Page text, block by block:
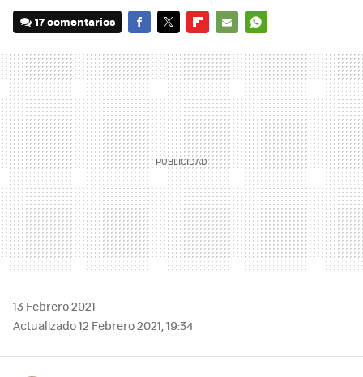
17 comentarios
MAIL
13 Febrero 2021
Actualizado 12 Febrero 2021, 19:34